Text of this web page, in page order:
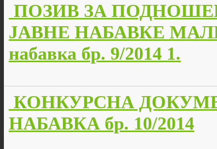
ПОЗИВ ЗА
ЈАВНЕ НАБАВКЕ
набавка бр. 9/2014 1.
КОНКУРСНА
НАБАВКА бр. 10/2014